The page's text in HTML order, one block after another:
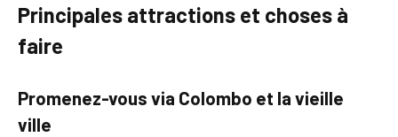
Principales attractions et choses à
faire
Promenez-vous via Colombo et la vieille
ville